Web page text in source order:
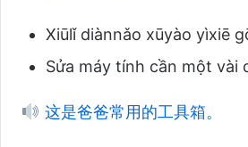
Xiūlǐ diànnǎo xūyào yìxiē
Sửa máy tính cần một vài
这是爸爸常用的工具箱。